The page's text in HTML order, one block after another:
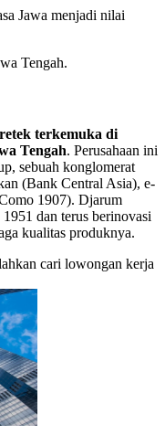
Jawa menjadi nilai
Tengah.
terkemuka di
Tengah. Perusahaan ini
sebuah konglomerat
(Bank Central Asia), e-
1907). Djarum
dan terus berinovasi
kualitas produknya.
cari lowongan kerja